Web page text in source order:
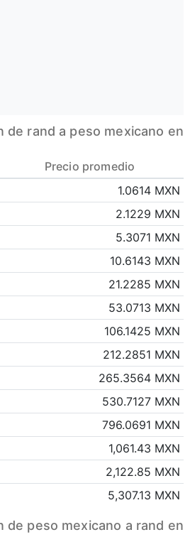
de rand a peso mexicano en
Precio promedio
1.0614 MXN
2.1229 MXN
5.3071 MXN
10.6143 MXN
21.2285 MXN
53.0713 MXN
106.1425 MXN
212.2851 MXN
265.3564 MXN
530.7127 MXN
796.0691 MXN
1,061.43 MXN
2,122.85 MXN
5,307.13 MXN
de peso mexicano a rand en